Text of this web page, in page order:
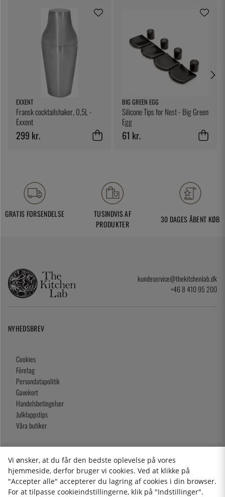
EXXENT
Fransk cocktailshaker, 0,5L -
Exxent
299 kr.
BIG GREEN EGG
Silicone Tips for Nest - Big Green
Egg
61 kr.
GRATIS FORSENDELSE
TUSINDVIS AF
PRODUKTER
30 DAGES ÅBENT KØB
kundeservice@thekitchenlab.dk
+46 8 410 95 200
NYHEDSBREV
Cookies
Företag
Persondatapolitik
Gavekort
Handelsbetingelser
Julklappstips
Våra butiker
2026 KitchenLab AB
Vi ønsker, at du får den bedste oplevelse på vores
hjemmeside, derfor bruger vi cookies. Ved at klikke på
"Accepter alle" accepterer du lagring af cookies i din browser.
For at tilpasse cookieindstillingerne, klik på "Indstillinger".